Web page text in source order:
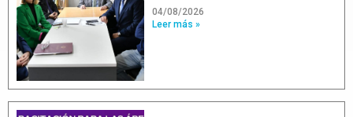
04/08/2026
Leer más »